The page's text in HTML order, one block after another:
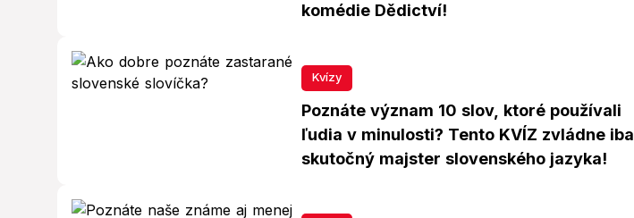
komédie Dědictví!
Kvízy
Poznáte význam 10 slov, ktoré používali
ľudia v minulosti? Tento KVÍZ zvládne iba
skutočný majster slovenského jazyka!